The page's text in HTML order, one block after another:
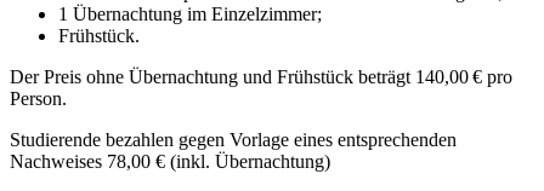
1 Übernachtung im Einzelzimmer;
Frühstück.
Der Preis ohne Übernachtung und Frühstück beträgt 140,00 € pro
Person.
Studierende bezahlen gegen Vorlage eines entsprechenden
Nachweises 78,00 € (inkl. Übernachtung)